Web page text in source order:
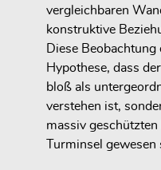
vergleichbaren
konstruktive
Diese
Hypothese, dass
bloß als
verstehen ist,
massiv
Turminsel gewesen